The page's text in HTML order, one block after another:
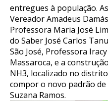
entregues à população.
Vereador Amadeus
Professora Maria José
do Saber José Carlos
São José, Professora
Massaroca, e a
NH3, localizado no
compor o novo padrão
Suzana Ramos.